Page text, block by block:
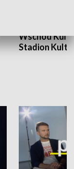
Wschód
Stadion